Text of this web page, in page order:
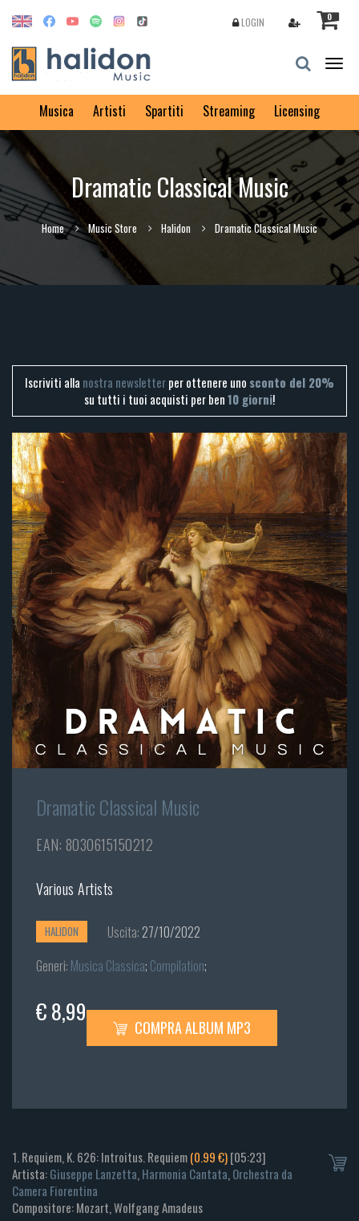
0
LOGIN
Musica Artisti Spartiti Streaming Licensing
Dramatic Classical Music
Home Music Store Halidon Dramatic Classical Music
Iscriviti alla nostra newsletterper ottenere uno sconto del 20%
su tutti i tuoi acquisti per ben10 giorni!
Dramatic Classical Music
EAN: 8030615150212
Various Artists
HALIDON Uscita:27/10/2022
Generi: Musica Classica; Compilation;
€ 8,99
COMPRA ALBUM MP3
1. Requiem, K. 626: Introitus. Requiem(0.99 €)[05:23]
Artista:Giuseppe Lanzetta,Harmonia Cantata,Orchestra da
Camera Fiorentina
Compositore: Mozart, Wolfgang Amadeus